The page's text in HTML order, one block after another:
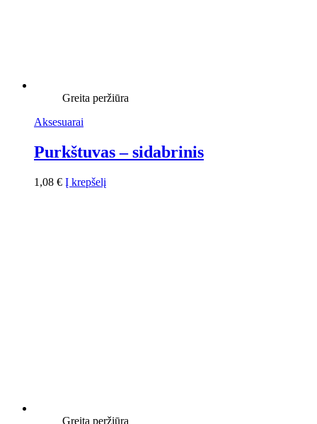
Greita peržiūra
Aksesuarai
Purkštuvas – sidabrinis
1,08 € Į krepšelį
Greita peržiūra